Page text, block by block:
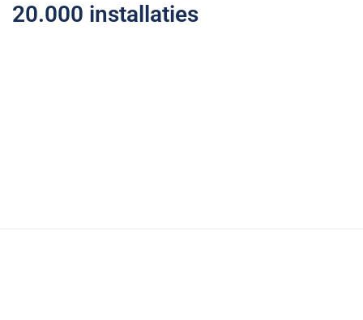
20.000 installaties